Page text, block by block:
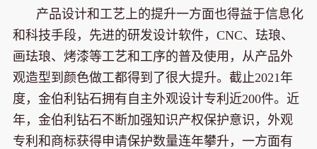
产品设计和工艺上的提升一方面也得益于信息化
和科技手段，先进的研发设计软件，CNC、珐琅、
画珐琅、烤漆等工艺和工序的普及使用，从产品外
观造型到颜色做工都得到了很大提升。截止2021年
度，金伯利钻石拥有自主外观设计专利近200件。近
年，金伯利钻石不断加强知识产权保护意识，外观
专利和商标获得申请保护数量连年攀升，一方面有